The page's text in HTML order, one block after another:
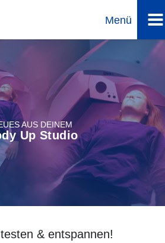
Menü
AUS DEINEM
Up Studio
& entspannen!